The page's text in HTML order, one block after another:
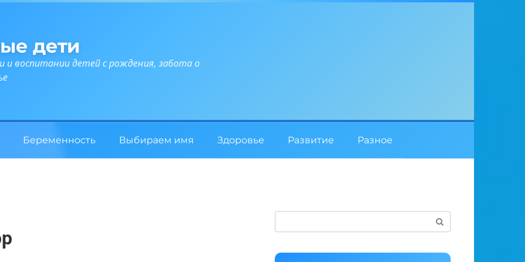
дети
и воспитании детей с рождения, забота о
Беременность Выбираем имя Здоровье Развитие Разное